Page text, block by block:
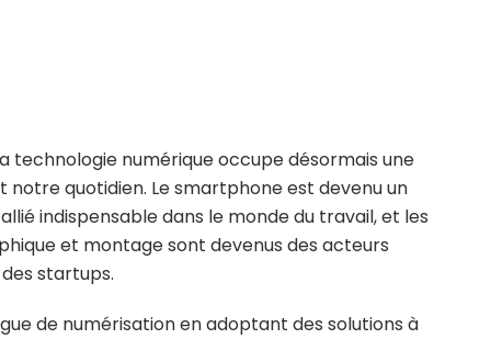
technologie numérique occupe désormais une
quotidien. Le smartphone est devenu un
indispensable dans le monde du travail, et les
et montage sont devenus des acteurs
startups.
de numérisation en adoptant des solutions à